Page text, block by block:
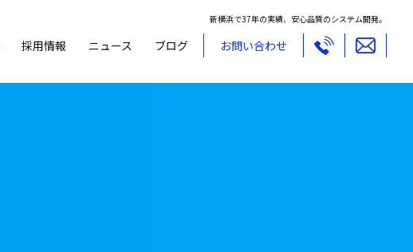
新横浜で37年の実績、安心品質のシステム開発。
採用情報 ニュース ブログ お問い合わせ